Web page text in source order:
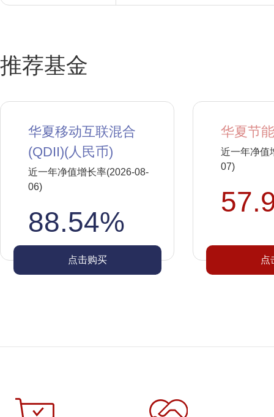
推荐基金
华夏移动互联混合
(QDII)(人民币)
近一年净值增长率(2026-08-
06)
88.54%
点击购买
华夏节
近一年净值
07)
点